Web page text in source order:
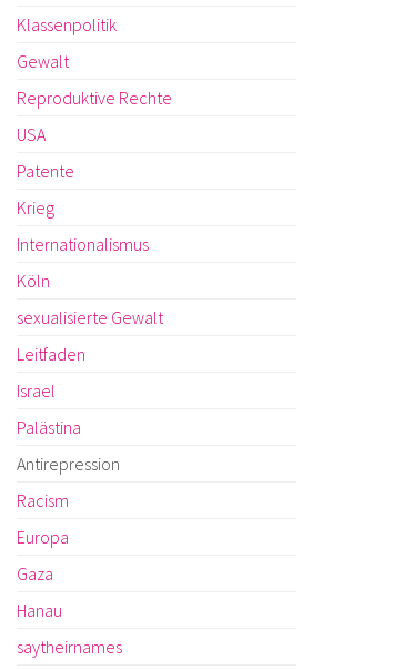
Klassenpolitik
Gewalt
Reproduktive Rechte
USA
Patente
Krieg
Internationalismus
Köln
sexualisierte Gewalt
Leitfaden
Israel
Palästina
Antirepression
Racism
Europa
Gaza
Hanau
saytheirnames